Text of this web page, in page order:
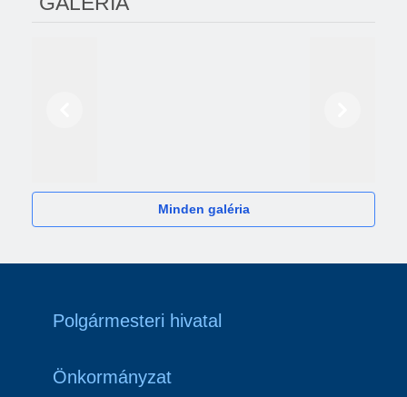
Minden galéria
Polgármesteri hivatal
Önkormányzat